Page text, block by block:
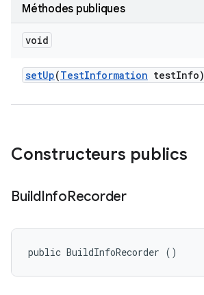
Méthodes publiques
void
setUp(TestInformation testInfo)
Constructeurs publics
BuildInfoRecorder
public BuildInfoRecorder ()